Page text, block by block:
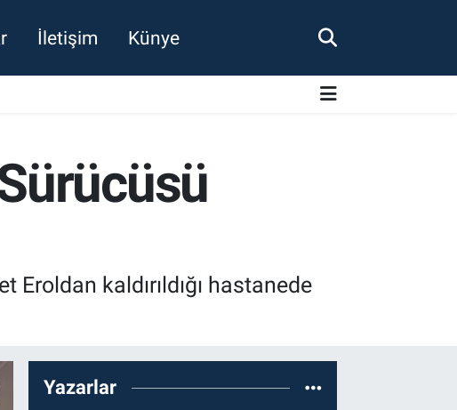
İletişim Künye
kaldırıldığı hastanede
Yazarlar